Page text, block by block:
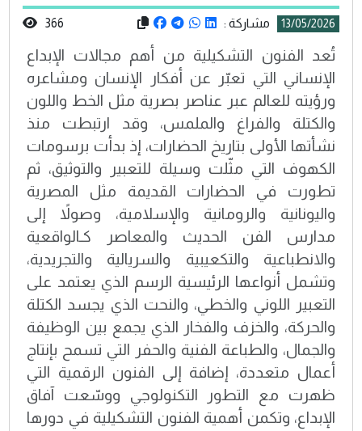
13/05/2026 مشاركة : 366
تُعد الفنون التشكيلية من أهم مجالات الإبداع
الإنساني التي تعبّر عن أفكار الإنسان ومشاعره
ورؤيته للعالم عبر عناصر بصرية مثل الخط واللون
والكتلة والفراغ والملمس، وقد ارتبطت منذ
نشأتها الأولى بتاريخ الحضارات، إذ بدأت برسومات
الكهوف التي مثّلت وسيلة للتعبير والتوثيق، ثم
تطورت في الحضارات القديمة مثل المصرية
واليونانية والرومانية والإسلامية، وصولاً إلى
مدارس الفن الحديث والمعاصر كـالواقعية
والانطباعية والتكعيبية والسريالية والتجريدية،
وتشمل أنواعها الرئيسية الرسم الذي يعتمد على
التعبير اللوني والخطي، والنحت الذي يجسد الكتلة
والحركة، والخزف والفخار الذي يجمع بين الوظيفة
والجمال، والطباعة الفنية والحفر التي تسمح بإنتاج
أعمال متعددة، إضافة إلى الفنون الرقمية التي
ظهرت مع التطور التكنولوجي ووسّعت آفاق
الإبداع، وتكمن أهمية الفنون التشكيلية في دورها